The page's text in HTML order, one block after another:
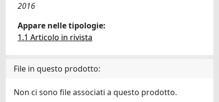
2016
Appare nelle tipologie:
1.1 Articolo in rivista
File in questo prodotto:
Non ci sono file associati a questo prodotto.